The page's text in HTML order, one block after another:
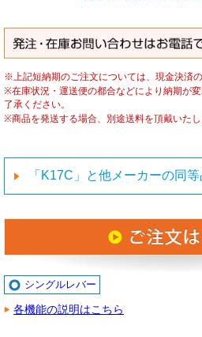
※上記短納期のご注文については、現金決済
※在庫状況・運送便の都合などにより納期が
了承ください。
※商品を発送する場合、別途送料を頂戴いたし
「K17C」と他メーカーの同
シングルレバー
各機能の説明はこちら